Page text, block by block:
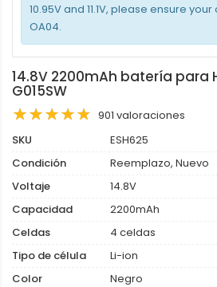
10.95V and 11.1V, please ensure
OA04.
14.8V 2200mAh batería para
G015SW
901 valoraciones
SKU
ESH625
Condición
Reemplazo, Nuevo
Voltaje
14.8V
Capacidad
2200mAh
Celdas
4 celdas
Tipo de célula
Li-ion
Color
Negro